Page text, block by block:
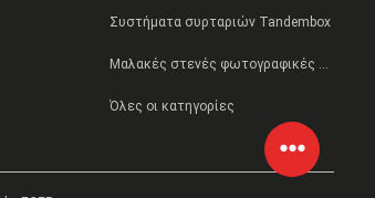
Συστήματα συρταριών Tandembox
Μαλακές στενές φωτογραφικές διαφάνειες συρταριών
Όλες οι κατηγορίες